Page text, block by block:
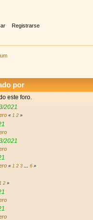
Registrarse
por
este foro.
2021
« 1 2 »
2021
« 1 2 3 ...6 »
1 2 »